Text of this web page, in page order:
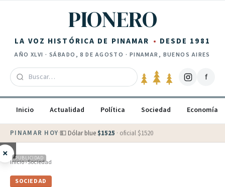
PIONERO
LA VOZ HISTÓRICA DE PINAMAR DESDE 1981
AÑO XLVI · SÁBADO, 8 DE AGOSTO · PINAMAR, BUENOS AIRES
f
Inicio Actualidad Política Sociedad Economía
PINAMAR HOY·💵 Dólar blue $1525 · oficial $1520
× PUBLICIDAD
Inicio›Sociedad
SOCIEDAD